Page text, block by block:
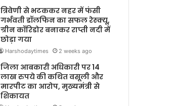
त्रिवेणी से भटककर नहर में फंसी
गर्भवती डॉलफिन का सफल रेस्क्यू,
ग्रीन कॉरिडोर बनाकर राप्ती नदी में
छोड़ा गया
Harshodaytimes 2 weeks ago
जिला आबकारी अधिकारी पर 14
लाख रुपये की कथित वसूली और
मारपीट का आरोप, मुख्यमंत्री से
शिकायत